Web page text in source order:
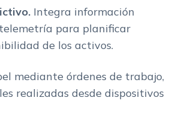
Integra información
para planificar
de los activos.
mediante órdenes de trabajo,
realizadas desde dispositivos